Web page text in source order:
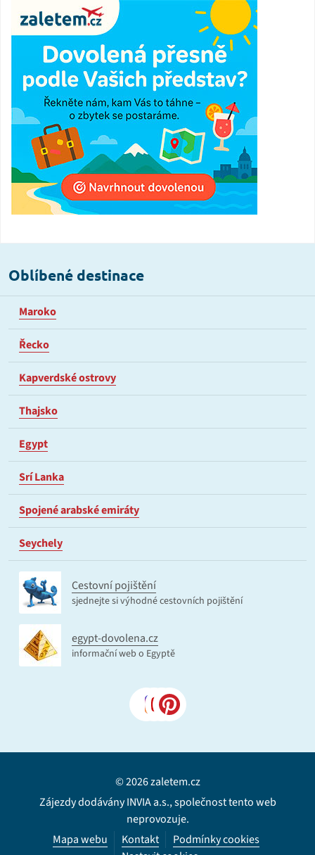
Oblíbené destinace
Maroko
Řecko
Kapverdské ostrovy
Thajsko
Egypt
Srí Lanka
Spojené arabské emiráty
Seychely
Cestovní pojištění
sjednejte si výhodné cestovních pojištění
egypt-dovolena.cz
informační web o Egyptě
© 2026 zaletem.cz
Zájezdy dodávány INVIA a.s., společnost tento web
neprovozuje.
Mapa webu
Kontakt
Podmínky cookies